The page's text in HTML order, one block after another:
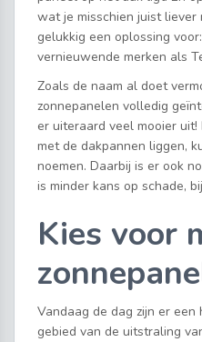
wat je misschien juist liever
gelukkig een oplossing
vernieuwende merken als
Zoals de naam al doet
zonnepanelen volledig
er uiteraard veel mooier
met de dakpannen liggen,
noemen. Daarbij is er ook
is minder kans op schade,
Kies voor
Vandaag de dag zijn er
gebied van de uitstraling